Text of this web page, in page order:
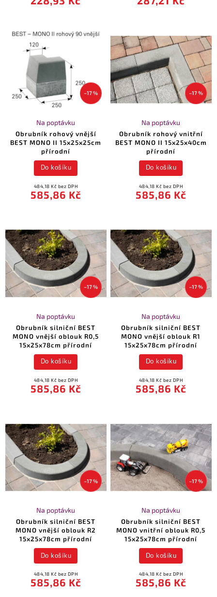
–17 %
Obrubník rohový vnější
BEST MONO II 15x25x25cm
přírodní
Na poptávku
484,18 Kč bez DPH
585,86 Kč
Do košíku
–17 %
Obrubník rohový vnitřní
BEST MONO II 15x25x40cm
přírodní
Na poptávku
484,18 Kč bez DPH
585,86 Kč
Do košíku
–17 %
Obrubník silniční BEST
MONO vnější oblouk R0,5
15x25x78cm přírodní
Na poptávku
484,18 Kč bez DPH
585,86 Kč
Do košíku
–17 %
Obrubník silniční BEST
MONO vnější oblouk R1
15x25x78cm přírodní
Na poptávku
484,18 Kč bez DPH
585,86 Kč
Do košíku
–17 %
Obrubník silniční BEST
MONO vnější oblouk R2
15x25x78cm přírodní
Na poptávku
484,18 Kč bez DPH
585,86 Kč
Do košíku
–17 %
Obrubník silniční BEST
MONO vnitřní oblouk R0,5
15x25x78cm přírodní
Na poptávku
484,18 Kč bez DPH
585,86 Kč
Do košíku